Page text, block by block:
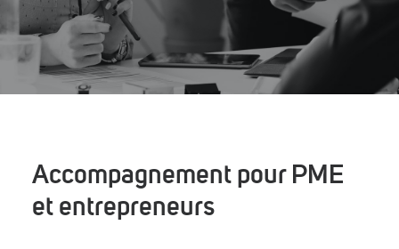
Nous joindre
Demande de rendez-vous
For ENGLISH click here
Accompagnement pour PME
et entrepreneurs